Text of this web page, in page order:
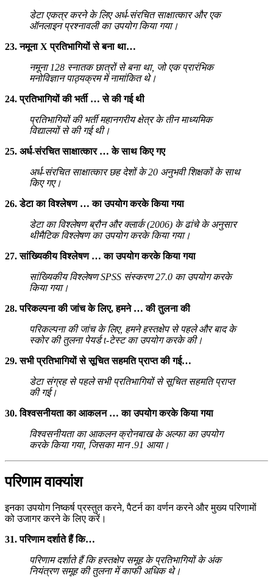
डेटा एकत्र करने के लिए अर्ध-संरचित साक्षात्कार और एक
ऑनलाइन प्रश्नावली का उपयोग किया गया।
23. नमूना X प्रतिभागियों से बना था…
नमूना 128 स्नातक छात्रों से बना था, जो एक प्रारंभिक
मनोविज्ञान पाठ्यक्रम में नामांकित थे।
24. प्रतिभागियों की भर्ती … से की गई थी
प्रतिभागियों की भर्ती महानगरीय क्षेत्र के तीन माध्यमिक
विद्यालयों से की गई थी।
25. अर्ध-संरचित साक्षात्कार … के साथ किए गए
अर्ध-संरचित साक्षात्कार छह देशों के 20 अनुभवी शिक्षकों के साथ
किए गए।
26. डेटा का विश्लेषण … का उपयोग करके किया गया
डेटा का विश्लेषण ब्रौन और क्लार्क (2006) के ढांचे के अनुसार
थीमैटिक विश्लेषण का उपयोग करके किया गया।
27. सांख्यिकीय विश्लेषण … का उपयोग करके किया गया
सांख्यिकीय विश्लेषण SPSS संस्करण 27.0 का उपयोग करके
किया गया।
28. परिकल्पना की जांच के लिए, हमने … की तुलना की
परिकल्पना की जांच के लिए, हमने हस्तक्षेप से पहले और बाद के
स्कोर की तुलना पेयर्ड t-टेस्ट का उपयोग करके की।
29. सभी प्रतिभागियों से सूचित सहमति प्राप्त की गई…
डेटा संग्रह से पहले सभी प्रतिभागियों से सूचित सहमति प्राप्त
की गई।
30. विश्वसनीयता का आकलन … का उपयोग करके किया गया
विश्वसनीयता का आकलन क्रोनबाख के अल्फा का उपयोग
करके किया गया, जिसका मान .91 आया।
परिणाम वाक्यांश
इनका उपयोग निष्कर्ष प्रस्तुत करने, पैटर्न का वर्णन करने और मुख्य परिणामों
को उजागर करने के लिए करें।
31. परिणाम दर्शाते हैं कि…
परिणाम दर्शाते हैं कि हस्तक्षेप समूह के प्रतिभागियों के अंक
नियंत्रण समूह की तुलना में काफी अधिक थे।